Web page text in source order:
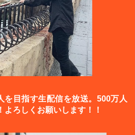
を目指す生配信を放送。500万人
ろしくお願いします！！